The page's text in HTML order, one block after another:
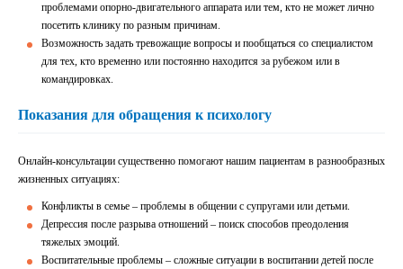
проблемами опорно-двигательного аппарата или тем, кто не может лично
посетить клинику по разным причинам.
Возможность задать тревожащие вопросы и пообщаться со специалистом
для тех, кто временно или постоянно находится за рубежом или в
командировках.
Показания для обращения к психологу
Онлайн-консультации существенно помогают нашим пациентам в разнообразных
жизненных ситуациях:
Конфликты в семье – проблемы в общении с супругами или детьми.
Депрессия после разрыва отношений – поиск способов преодоления
тяжелых эмоций.
Воспитательные проблемы – сложные ситуации в воспитании детей после